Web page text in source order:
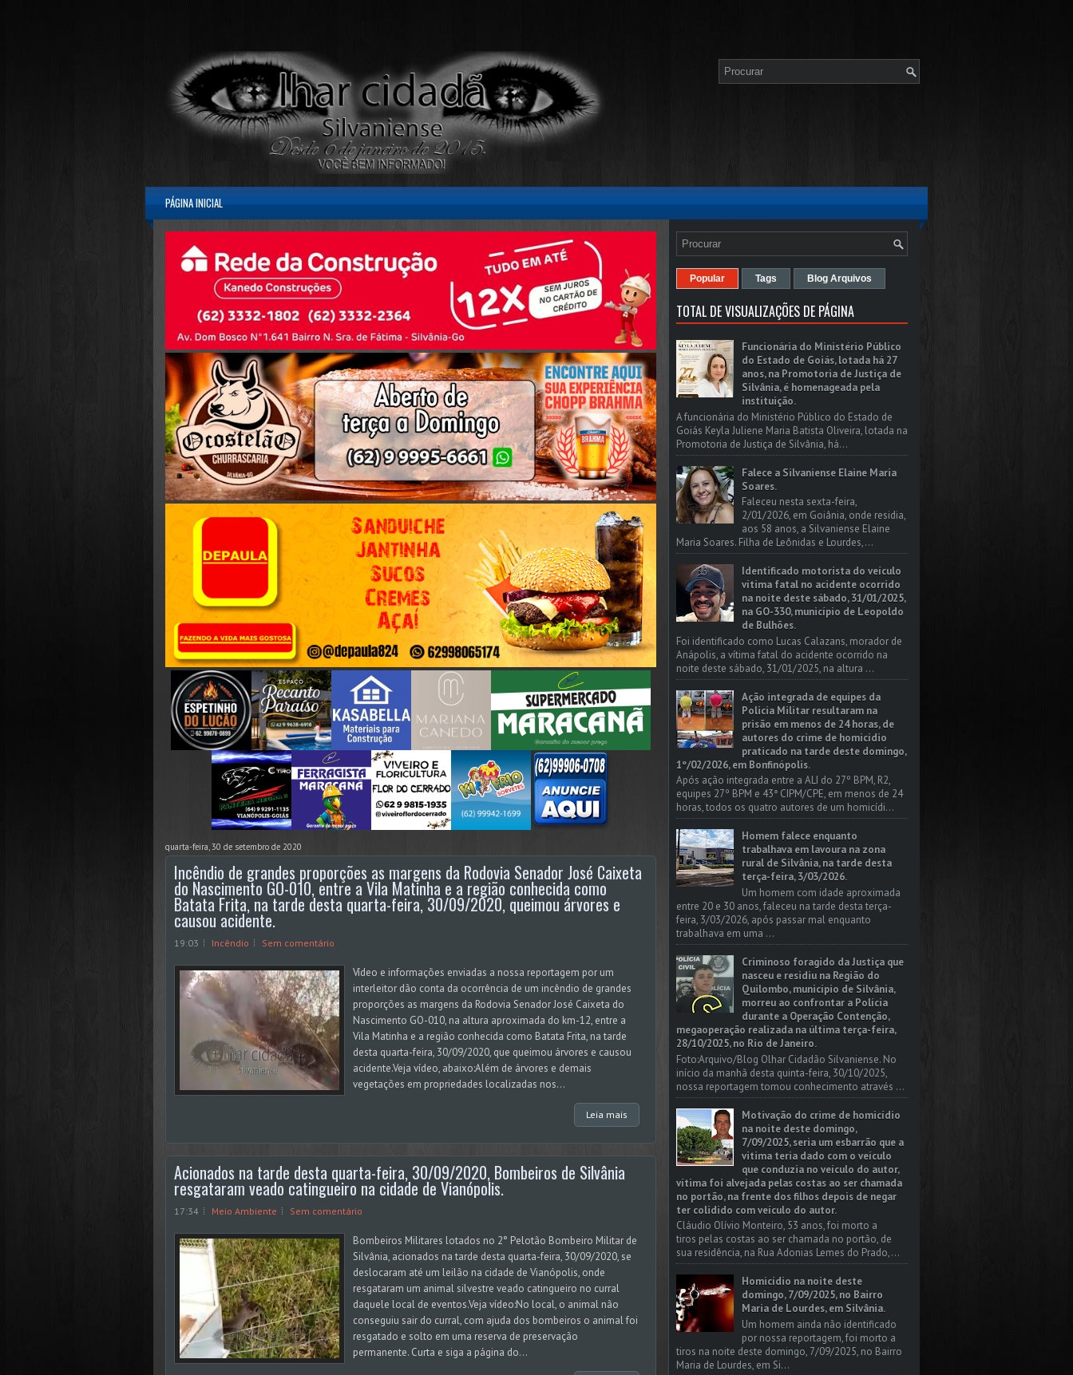
PÁGINA INICIAL
quarta-feira, 30 de setembro de 2020
Incêndio de grandes proporções as margens da Rodovia Senador José Caixeta
do Nascimento GO-010, entre a Vila Matinha e a região conhecida como
Batata Frita, na tarde desta quarta-feira, 30/09/2020, queimou árvores e
causou acidente.
19:03 Incêndio Sem comentário
Vídeo e informações enviadas a nossa reportagem por um
interleitor dão conta da ocorrência de um incêndio de grandes
proporções as margens da Rodovia Senador José Caixeta do
Nascimento GO-010, na altura aproximada do km-12, entre a
Vila Matinha e a região conhecida como Batata Frita, na tarde
desta quarta-feira, 30/09/2020, que queimou árvores e causou
acidente.Veja vídeo, abaixo:Além de árvores e demais
vegetações em propriedades localizadas nos...
Leia mais
Acionados na tarde desta quarta-feira, 30/09/2020, Bombeiros de Silvânia
resgataram veado catingueiro na cidade de Vianópolis.
17:34 Meio Ambiente Sem comentário
Bombeiros Militares lotados no 2° Pelotão Bombeiro Militar de
Silvânia, acionados na tarde desta quarta-feira, 30/09/2020, se
deslocaram até um leilão na cidade de Vianópolis, onde
resgataram um animal silvestre veado catingueiro no curral
daquele local de eventos.Veja vídeo:No local, o animal não
conseguiu sair do curral, com ajuda dos bombeiros o animal foi
resgatado e solto em uma reserva de preservação
permanente. Curta e siga a página do...
Popular Tags Blog Arquivos
TOTAL DE VISUALIZAÇÕES DE PÁGINA
Funcionária do Ministério Público
do Estado de Goiás, lotada há 27
anos, na Promotoria de Justiça de
Silvânia, é homenageada pela
instituição.
A funcionária do Ministério Público do Estado de
Goiás Keyla Juliene Maria Batista Oliveira, lotada na
Promotoria de Justiça de Silvânia, há...
Falece a Silvaniense Elaine Maria
Soares.
Faleceu nesta sexta-feira,
2/01/2026, em Goiânia, onde residia,
aos 58 anos, a Silvaniense Elaine
Maria Soares. Filha de Leônidas e Lourdes,...
Identificado motorista do veículo
vítima fatal no acidente ocorrido
na noite deste sábado, 31/01/2025,
na GO-330, município de Leopoldo
de Bulhões.
Foi identificado como Lucas Calazans, morador de
Anápolis, a vítima fatal do acidente ocorrido na
noite deste sábado, 31/01/2025, na altura ...
Ação integrada de equipes da
Policia Militar resultaram na
prisão em menos de 24 horas, de
autores do crime de homicídio
praticado na tarde deste domingo,
1º/02/2026, em Bonfinópolis.
Após ação integrada entre a ALI do 27º BPM, R2,
equipes 27º BPM e 43ª CIPM/CPE, em menos de 24
horas, todos os quatro autores de um homicídi...
Homem falece enquanto
trabalhava em lavoura na zona
rural de Silvânia, na tarde desta
terça-feira, 3/03/2026.
Um homem com idade aproximada
entre 20 e 30 anos, faleceu na tarde desta terça-
feira, 3/03/2026, após passar mal enquanto
trabalhava em uma ...
Criminoso foragido da Justiça que
nasceu e residiu na Região do
Quilombo, município de Silvânia,
morreu ao confrontar a Polícia
durante a Operação Contenção,
megaoperação realizada na última terça-feira,
28/10/2025, no Rio de Janeiro.
Foto:Arquivo/Blog Olhar Cidadão Silvaniense. No
início da manhã desta quinta-feira, 30/10/2025,
nossa reportagem tomou conhecimento através ...
Motivação do crime de homicídio
na noite deste domingo,
7/09/2025, seria um esbarrão que a
vitima teria dado com o veículo
que conduzia no veículo do autor,
vítima foi alvejada pelas costas ao ser chamada
no portão, na frente dos filhos depois de negar
ter colidido com veículo do autor.
Cláudio Olívio Monteiro, 53 anos, foi morto a
tiros pelas costas ao ser chamada no portão, de
sua residência, na Rua Adonias Lemes do Prado,...
Homicídio na noite deste
domingo, 7/09/2025, no Bairro
Maria de Lourdes, em Silvânia.
Um homem ainda não identificado
por nossa reportagem, foi morto a
tiros na noite deste domingo, 7/09/2025, no Bairro
Maria de Lourdes, em Si...